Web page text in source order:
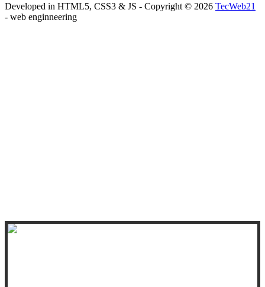
Developed in HTML5, CSS3 & JS - Copyright © 2026 TecWeb21
- web enginneering